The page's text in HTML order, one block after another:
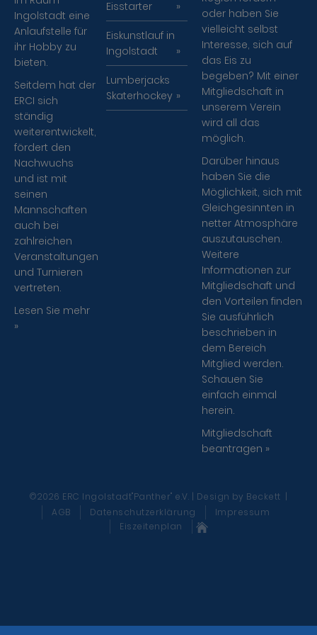
Ingolstadt eine
Anlaufstelle für
ihr Hobby zu
bieten.
Seitdem hat der
ERCI sich
ständig
weiterentwickelt,
fördert den
Nachwuchs
und ist mit
seinen
Mannschaften
auch bei
zahlreichen
Veranstaltungen
und Turnieren
vertreten.
Lesen Sie mehr
»
Eisstarter
Eiskunstlauf in
Ingolstadt
Lumberjacks
Skaterhockey
oder haben Sie
vielleicht selbst
Interesse, sich auf
das Eis zu
begeben? Mit einer
Mitgliedschaft in
unserem Verein
wird all das
möglich.
Darüber hinaus
haben Sie die
Möglichkeit, sich mit
Gleichgesinnten in
netter Atmosphäre
auszutauschen.
Weitere
Informationen zur
Mitgliedschaft und
den Vorteilen finden
Sie ausführlich
beschrieben in
dem Bereich
Mitglied werden.
Schauen Sie
einfach einmal
herein.
Mitgliedschaft
beantragen »
©2026 ERC Ingolstadt"Panther" e.V. | Design by Beckett |
AGB
Datenschutzerklärung
Impressum
Eiszeitenplan